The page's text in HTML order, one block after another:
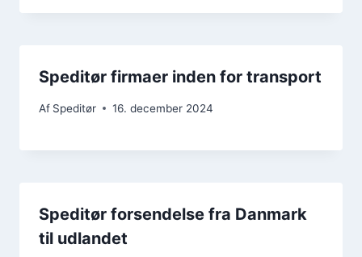
Speditør firmaer inden for transport
Af Speditør 16. december 2024
Speditør forsendelse fra Danmark
til udlandet